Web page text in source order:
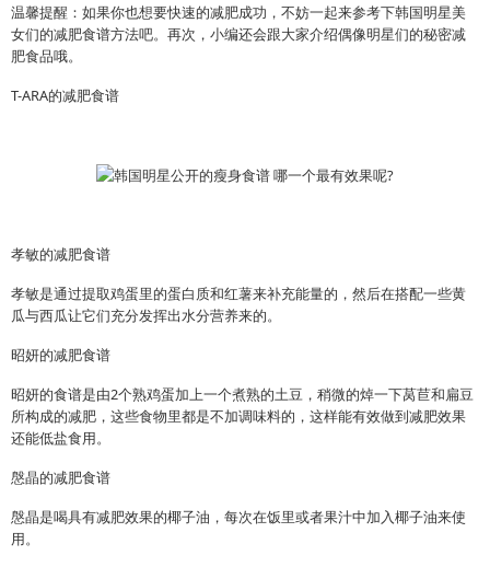
温馨提醒： 如果你也想要快速的减肥成功，不妨一起来参考下韩国明星美
女们的减肥食谱方法吧。再次，小编还会跟大家介绍偶像明星们的秘密减
肥食品哦。
T-ARA的减肥食谱
孝敏的减肥食谱
孝敏是通过提取鸡蛋里的蛋白质和红薯来补充能量的，然后在搭配一些黄
瓜与西瓜让它们充分发挥出水分营养来的。
昭妍的减肥食谱
昭妍的食谱是由2个熟鸡蛋加上一个煮熟的土豆，稍微的焯一下莴苣和扁豆
所构成的减肥，这些食物里都是不加调味料的，这样能有效做到减肥效果
还能低盐食用。
慇晶的减肥食谱
慇晶是喝具有减肥效果的椰子油，每次在饭里或者果汁中加入椰子油来使
用。